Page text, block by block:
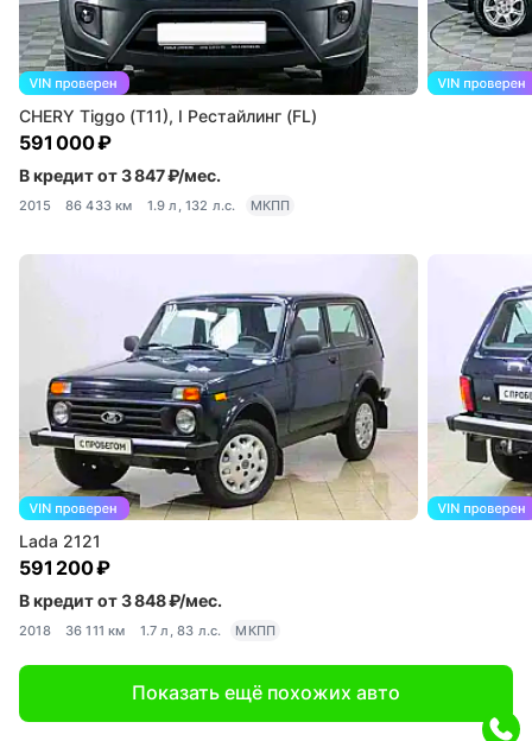
CHERY Tiggo (T11), I Рестайлинг (FL)
591 000 ₽
В кредит от 3 847 ₽/мес.
2015 86 433 км 1.9 л, 132 л.с. МКПП
Lada 2121
591 200 ₽
В кредит от 3 848 ₽/мес.
2018 36 111 км 1.7 л, 83 л.с. МКПП
Показать ещё похожих авто